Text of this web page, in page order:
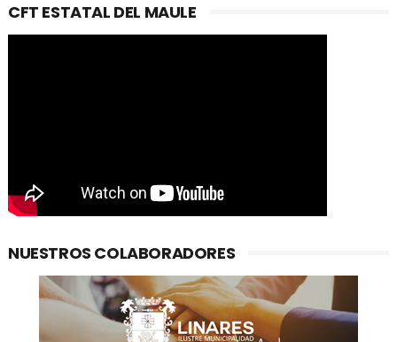
CFT ESTATAL DEL MAULE
NUESTROS COLABORADORES